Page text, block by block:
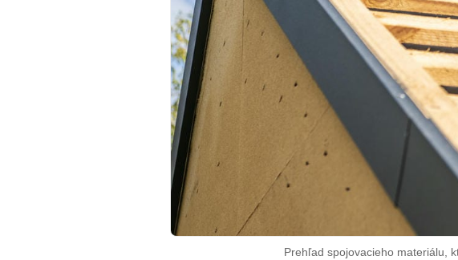
Prehľad spojovacieho materiálu,